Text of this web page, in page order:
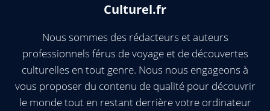
Culturel.fr
Nous sommes des rédacteurs et auteurs
professionnels férus de voyage et de découvertes
culturelles en tout genre. Nous nous engageons à
vous proposer du contenu de qualité pour découvrir
le monde tout en restant derrière votre ordinateur